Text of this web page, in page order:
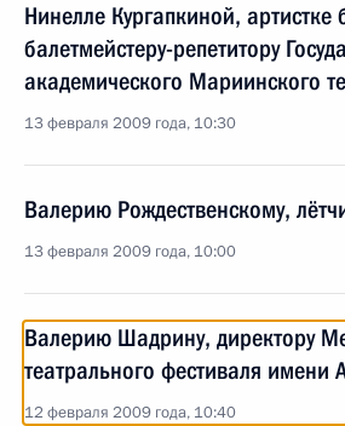
Нинелле Кургапкиной, артистке
балетмейстеру-репетитору
академического Мариинского
13 февраля 2009 года, 10:30
Валерию Рождественскому,
13 февраля 2009 года, 10:00
Валерию Шадрину, директору
театрального фестиваля имени
12 февраля 2009 года, 10:40